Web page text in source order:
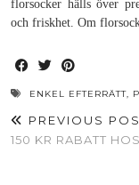
florsocker hälls över
och friskhet. Om
ENKEL EFTERRÄTT
PREVIOUS
150 KR RABATT